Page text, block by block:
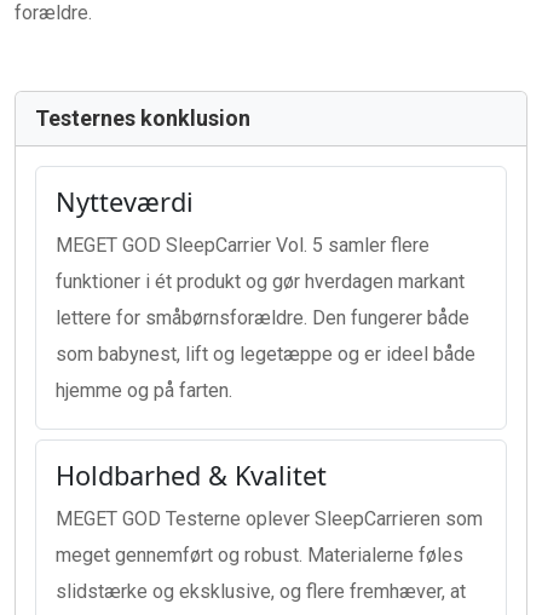
forældre.
Testernes konklusion
Nytteværdi
MEGET GOD SleepCarrier Vol. 5 samler flere
funktioner i ét produkt og gør hverdagen markant
lettere for småbørnsforældre. Den fungerer både
som babynest, lift og legetæppe og er ideel både
hjemme og på farten.
Holdbarhed & Kvalitet
MEGET GOD Testerne oplever SleepCarrieren som
meget gennemført og robust. Materialerne føles
slidstærke og eksklusive, og flere fremhæver, at